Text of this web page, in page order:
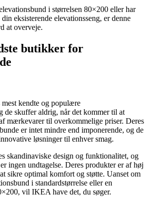
i størrelsen 80×200 eller har
eksisterende elevationsseng, er denne
at overveje.
butikker for
kendte og populære
de skuffer aldrig, når det kommer til at
mærkevarer til overkommelige priser. Deres
er intet mindre end imponerende, og de
løsninger til enhver smag.
skandinaviske design og funktionalitet, og
ingen undtagelse. Deres produkter er af høj
sikre optimal komfort og støtte. Uanset om
i standardstørrelse eller en
vil IKEA have det, du søger.